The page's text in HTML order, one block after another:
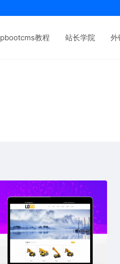
pbootcms教程 站长学院 外